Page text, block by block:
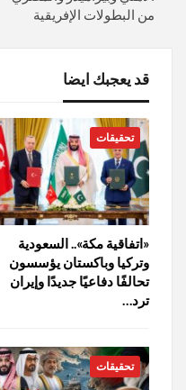
من البطولات الإفريقية
قد يعجبك ايضا
تحقيقات
«اتفاقية مكة».. السعودية
وتركيا وباكستان يؤسسون
تحالفًا دفاعيًا جديدًا وإيران
ترد…
تحقيقات